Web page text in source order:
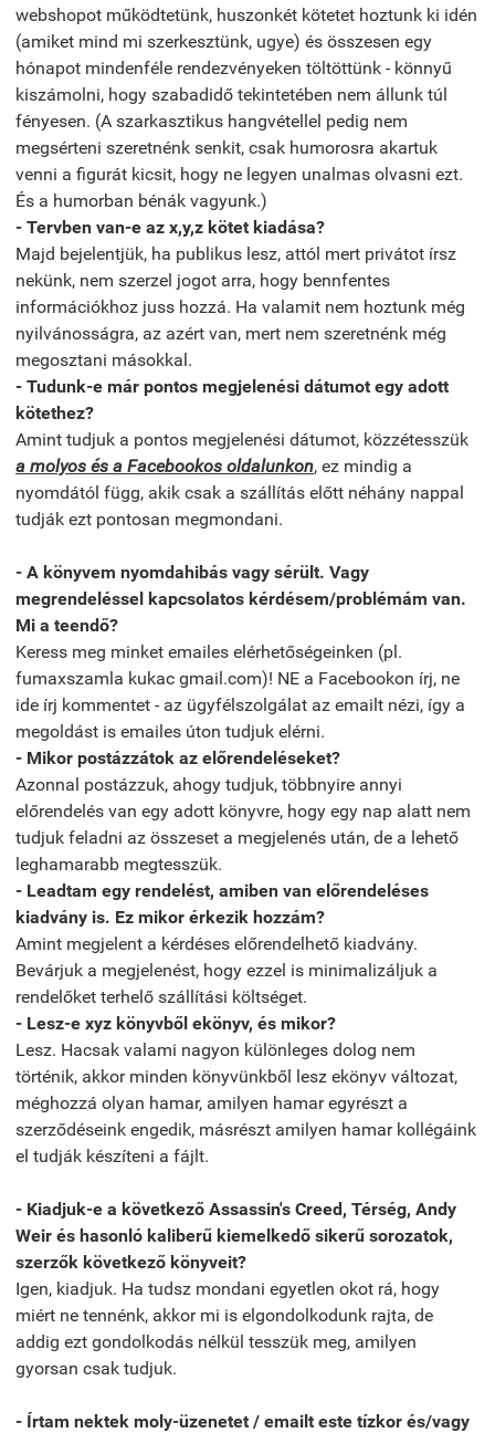
webshopot működtetünk, huszonkét kötetet hoztunk ki idén
(amiket mind mi szerkesztünk, ugye) és összesen egy
hónapot mindenféle rendezvényeken töltöttünk - könnyű
kiszámolni, hogy szabadidő tekintetében nem állunk túl
fényesen. (A szarkasztikus hangvétellel pedig nem
megsérteni szeretnénk senkit, csak humorosra akartuk
venni a figurát kicsit, hogy ne legyen unalmas olvasni ezt.
És a humorban bénák vagyunk.)
- Tervben van-e az x,y,z kötet kiadása?
Majd bejelentjük, ha publikus lesz, attól mert privátot írsz
nekünk, nem szerzel jogot arra, hogy bennfentes
információkhoz juss hozzá. Ha valamit nem hoztunk még
nyilvánosságra, az azért van, mert nem szeretnénk még
megosztani másokkal.
- Tudunk-e már pontos megjelenési dátumot egy adott
kötethez?
Amint tudjuk a pontos megjelenési dátumot, közzétesszük
a molyos és a Facebookos oldalunkon, ez mindig a
nyomdától függ, akik csak a szállítás előtt néhány nappal
tudják ezt pontosan megmondani.
- A könyvem nyomdahibás vagy sérült. Vagy
megrendeléssel kapcsolatos kérdésem/problémám van.
Mi a teendő?
Keress meg minket emailes elérhetőségeinken (pl.
fumaxszamla kukac gmail.com)! NE a Facebookon írj, ne
ide írj kommentet - az ügyfélszolgálat az emailt nézi, így a
megoldást is emailes úton tudjuk elérni.
- Mikor postázzátok az előrendeléseket?
Azonnal postázzuk, ahogy tudjuk, többnyire annyi
előrendelés van egy adott könyvre, hogy egy nap alatt nem
tudjuk feladni az összeset a megjelenés után, de a lehető
leghamarabb megtesszük.
- Leadtam egy rendelést, amiben van előrendeléses
kiadvány is. Ez mikor érkezik hozzám?
Amint megjelent a kérdéses előrendelhető kiadvány.
Bevárjuk a megjelenést, hogy ezzel is minimalizáljuk a
rendelőket terhelő szállítási költséget.
- Lesz-e xyz könyvből ekönyv, és mikor?
Lesz. Hacsak valami nagyon különleges dolog nem
történik, akkor minden könyvünkből lesz ekönyv változat,
méghozzá olyan hamar, amilyen hamar egyrészt a
szerződéseink engedik, másrészt amilyen hamar kollégáink
el tudják készíteni a fájlt.
- Kiadjuk-e a következő Assassin's Creed, Térség, Andy
Weir és hasonló kaliberű kiemelkedő sikerű sorozatok,
szerzők következő könyveit?
Igen, kiadjuk. Ha tudsz mondani egyetlen okot rá, hogy
miért ne tennénk, akkor mi is elgondolkodunk rajta, de
addig ezt gondolkodás nélkül tesszük meg, amilyen
gyorsan csak tudjuk.
- Írtam nektek moly-üzenetet / emailt este tízkor és/vagy